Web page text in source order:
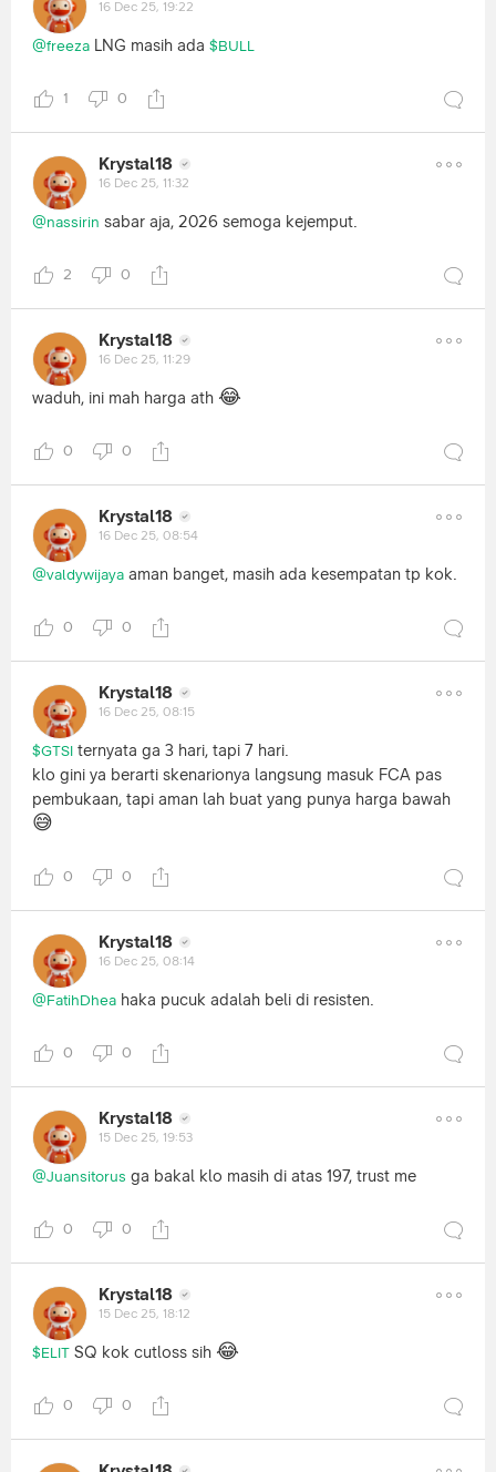
16 Dec 25, 19:22
@freeza LNG masih ada $BULL
1 0
Krystal18
16 Dec 25, 11:32
@nassirin sabar aja, 2026 semoga kejemput.
2 0
Krystal18
16 Dec 25, 11:29
waduh, ini mah harga ath 😂
0 0
Krystal18
16 Dec 25, 08:54
@valdywijaya aman banget, masih ada kesempatan tp kok.
0 0
Krystal18
16 Dec 25, 08:15
$GTSI ternyata ga 3 hari, tapi 7 hari.
klo gini ya berarti skenarionya langsung masuk FCA pas
pembukaan, tapi aman lah buat yang punya harga bawah
😅
0 0
Krystal18
16 Dec 25, 08:14
@FatihDhea haka pucuk adalah beli di resisten.
0 0
Krystal18
15 Dec 25, 19:53
@Juansitorus ga bakal klo masih di atas 197, trust me
0 0
Krystal18
15 Dec 25, 18:12
$ELIT SQ kok cutloss sih 😂
0 0